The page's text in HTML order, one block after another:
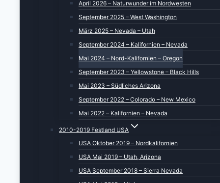
April 2026 – Naturwunder im Nordwesten
September 2025 – West Washington
März 2025 – Nevada – Utah
September 2024 – Kalifornien – Nevada
Mai 2024 – Nord-Kalifornien – Oregon
September 2023 – Yellowstone – Black Hills
Mai 2023 – Südliches Arizona
September 2022 – Colorado – New Mexico
Mai 2022 – Kalifornien – Nevada
2010-2019 Festland USA
USA Oktober 2019 – Nordkalifornien
USA Mai 2019 – Utah, Arizona
USA September 2018 – Sierra Nevada